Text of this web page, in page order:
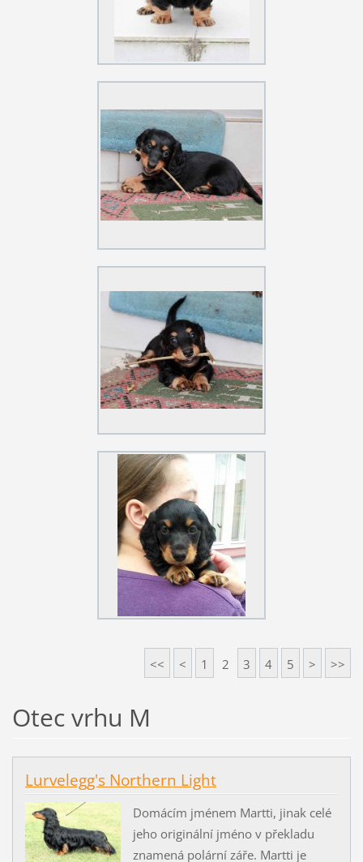
<< < 1 2 3 4 5 > >>
Otec vrhu M
Lurvelegg's Northern Light
Domácím jménem Martti, jinak celé
jeho originální jméno v překladu
znamená polární záře. Martti je